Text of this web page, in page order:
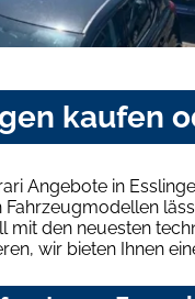
kaufen
Angebote in
mit den neuesten
wir bieten Ihnen